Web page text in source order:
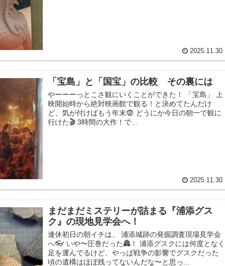
2025.11.30
「宝島」と「国宝」の比較 その裏には
やーーーっとこさ観にいくことができた！ 「宝島」 上
映開始時から絶対映画館で観る！と決めてたんだけ
ど、気が付けばもう年末😨 どうにか今日の朝一で観に
行けた🎬 3時間の大作！で...
2025.11.30
まだまだミステリーが詰まる『浦添グス
ク』の現地見学会へ！
連休初日の朝イチは、 浦添城跡の発掘調査現場見学会
へ👓 いや〜圧巻だった🏯！ 浦添グスクには何度となく
足を運んでるけど、やっぱ戦争の影響でグスクだった
頃の遺構はほぼ残ってないんだな〜と思っ...